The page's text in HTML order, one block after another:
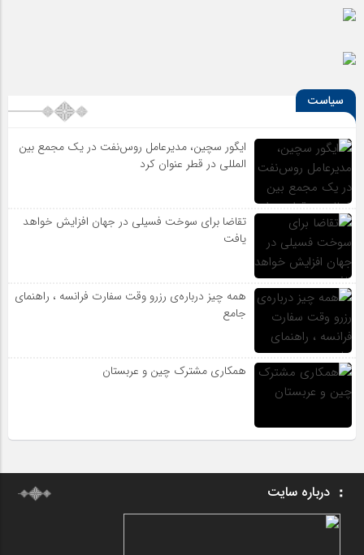
سیاست
ایگور سچین، مدیرعامل روس‌نفت در یک مجمع بین
المللی در قطر عنوان کرد
تقاضا برای سوخت فسیلی در جهان افزایش خواهد
یافت
همه چیز درباره‌ی رزرو وقت سفارت فرانسه ، راهنمای
جامع
همکاری مشترک چین و عربستان
درباره سایت